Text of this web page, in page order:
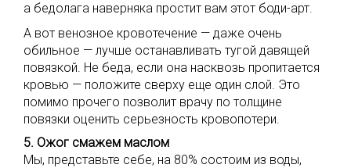
а бедолага наверняка простит вам этот боди-арт.
А вот венозное кровотечение — даже очень
обильное — лучше останавливать тугой давящей
повязкой. Не беда, если она насквозь пропитается
кровью — положите сверху еще один слой. Это
помимо прочего позволит врачу по толщине
повязки оценить серьезность кровопотери.
5. Ожог смажем маслом
Мы, представьте себе, на 80% состоим из воды,